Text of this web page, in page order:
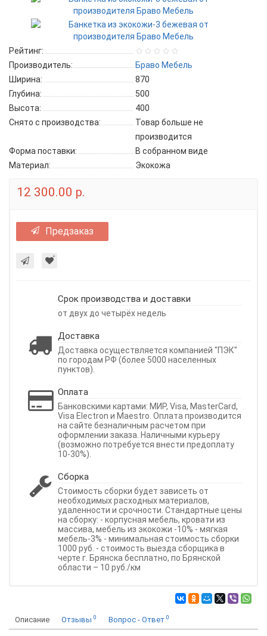
Рейтинг:
Производитель:
Браво Мебель
Ширина:
870
Глубина:
500
Высота:
400
Снято с производства:
Товар больше не
производится
Форма поставки:
В собранном виде
Материал:
Экокожа
12 300.00 р.
Предзаказ
Срок производства и доставки
от двух до четырёх недель
Доставка
Доставка осуществляется компанией "ПЭК"
по городам РФ (более 5000 населенных
пунктов).
Оплата
Банковскими картами: МИР, Visa, MasterCard,
Visa Electron и Maestro. Оплата производится
на сайте безналичным расчетом при
оформлении заказа. Наличными курьеру
(возможно потребуется внести предоплату
10-30%).
Сборка
Стоимость сборки будет зависеть от
необходимых расходных материалов,
удаленности и срочности. Стандартные цены
на сборку: - корпусная мебель, кровати из
массива, мебель из экокожи -10% - мягкая
мебель-3% - минимальная стоимость сборки
1000 руб. - стоимость выезда сборщика в
черте г. Брянска бесплатно, по Брянской
области – 10 руб./км
Описание Отзывы 0 Вопрос - Ответ 0